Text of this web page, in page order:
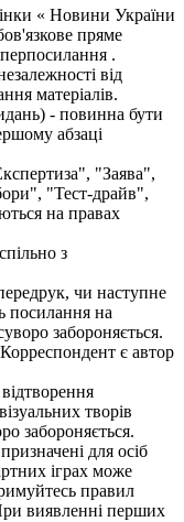
« Новини України
пряме
.
від
матеріалів.
- повинна бути
абзаці
"Заява",
"Тест-драйв",
на правах
з
чи наступне
посилання на
забороняється.
є автор
творів
забороняється.
для осіб
іграх може
правил
виявленні перших